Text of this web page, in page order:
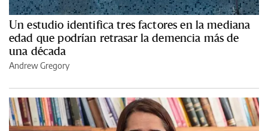
Un estudio identifica tres factores en la mediana
edad que podrían retrasar la demencia más de
una década
Andrew Gregory